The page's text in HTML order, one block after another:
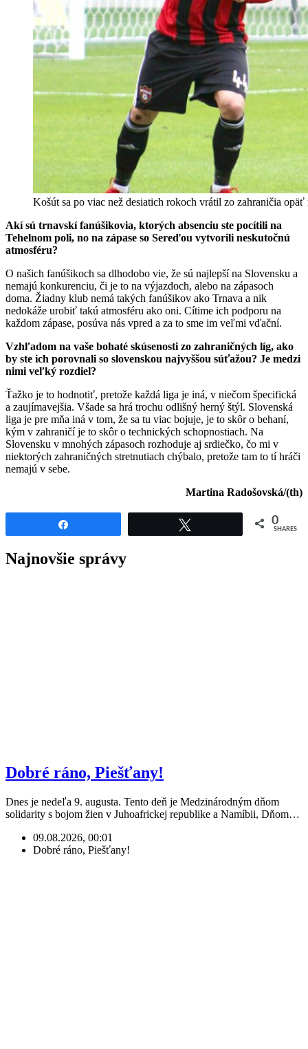
Košút sa po viac než desiatich rokoch vrátil zo zahraničia opäť
Akí sú trnavskí fanúšikovia, ktorých absenciu ste pocítili na
Tehelnom poli, no na zápase so Sereďou vytvorili neskutočnú
atmosféru?
O našich fanúšikoch sa dlhodobo vie, že sú najlepší na Slovensku a
nemajú konkurenciu, či je to na výjazdoch, alebo na zápasoch
doma. Žiadny klub nemá takých fanúšikov ako Trnava a nik
nedokáže urobiť takú atmosféru ako oni. Cítime ich podporu na
každom zápase, posúva nás vpred a za to sme im veľmi vďační.
Vzhľadom na vaše bohaté skúsenosti zo zahraničných líg, ako
by ste ich porovnali so slovenskou najvyššou súťažou? Je medzi
nimi veľký rozdiel?
Ťažko je to hodnotiť, pretože každá liga je iná, v niečom špecifická
a zaujímavejšia. Všade sa hrá trochu odlišný herný štýl. Slovenská
liga je pre mňa iná v tom, že sa tu viac bojuje, je to skôr o behaní,
kým v zahraničí je to skôr o technických schopnostiach. Na
Slovensku v mnohých zápasoch rozhoduje aj srdiečko, čo mi v
niektorých zahraničných stretnutiach chýbalo, pretože tam to tí hráči
nemajú v sebe.
Martina Radošovská/(th)
0
SHARES
Najnovšie správy
Dobré ráno, Piešťany!
Dnes je nedeľa 9. augusta. Tento deň je Medzinárodným dňom
solidarity s bojom žien v Juhoafrickej republike a Namíbii, Dňom…
09.08.2026, 00:01
Dobré ráno, Piešťany!